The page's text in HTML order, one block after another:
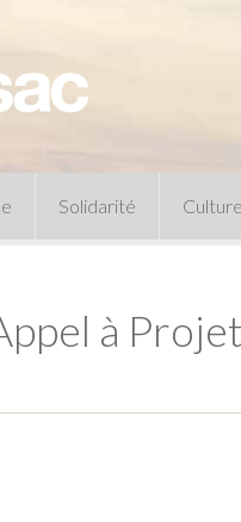
Solidarité
à Projet